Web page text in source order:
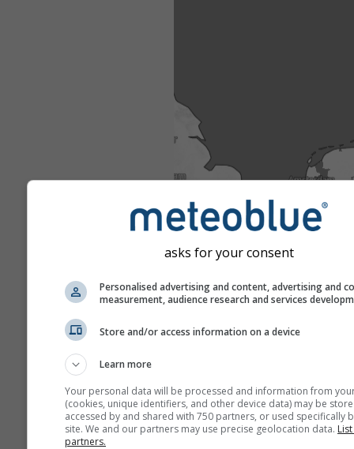
asks for your consent
Personalised advertising and content, advertising and
measurement, audience research and services
Store and/or access information on a device
Learn more
Your personal data will be processed and information from
(cookies, unique identifiers, and other device data) may be
accessed by and shared with 750 partners, or used specifically
site. We and our partners may use precise geolocation data.
partners.